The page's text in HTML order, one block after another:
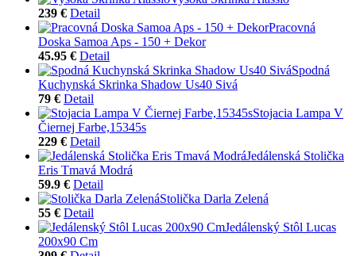
239 € Detail
Pracovná
Doska Samoa Aps - 150 + Dekor
45.95 € Detail
Spodná
Kuchynská Skrinka Shadow Us40 Sivá
79 € Detail
Stojacia Lampa V
Čiernej Farbe,15345s
229 € Detail
Jedálenská Stolička
Eris Tmavá Modrá
59.9 € Detail
Stolička Darla Zelená
55 € Detail
Jedálenský Stôl Lucas
200x90 Cm